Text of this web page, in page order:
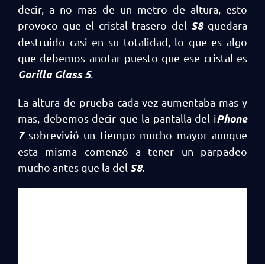
decir, a no mas de un metro de altura, esto
provoco que el cristal trasero del S8quedara
destruido casi en su totalidad, lo que es algo
que debemos anotar puesto que ese cristal es
Gorilla Glass 5.
La altura de prueba cada vez aumentaba mas y
mas, debemos decir que la pantalla del iPhone
7 sobrevivió un tiempo mucho mayor aunque
esta misma comenzó a tener un parpadeo
mucho antes que la del S8.